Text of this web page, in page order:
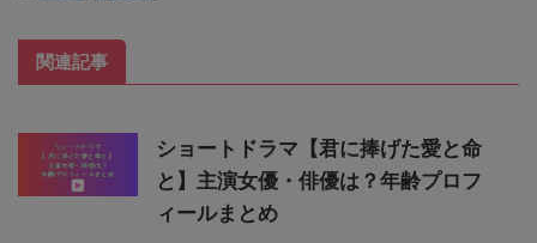
関連記事
ショートドラマ【君に捧げた愛と命
と】主演女優・俳優は？年齢プロフ
ィールまとめ